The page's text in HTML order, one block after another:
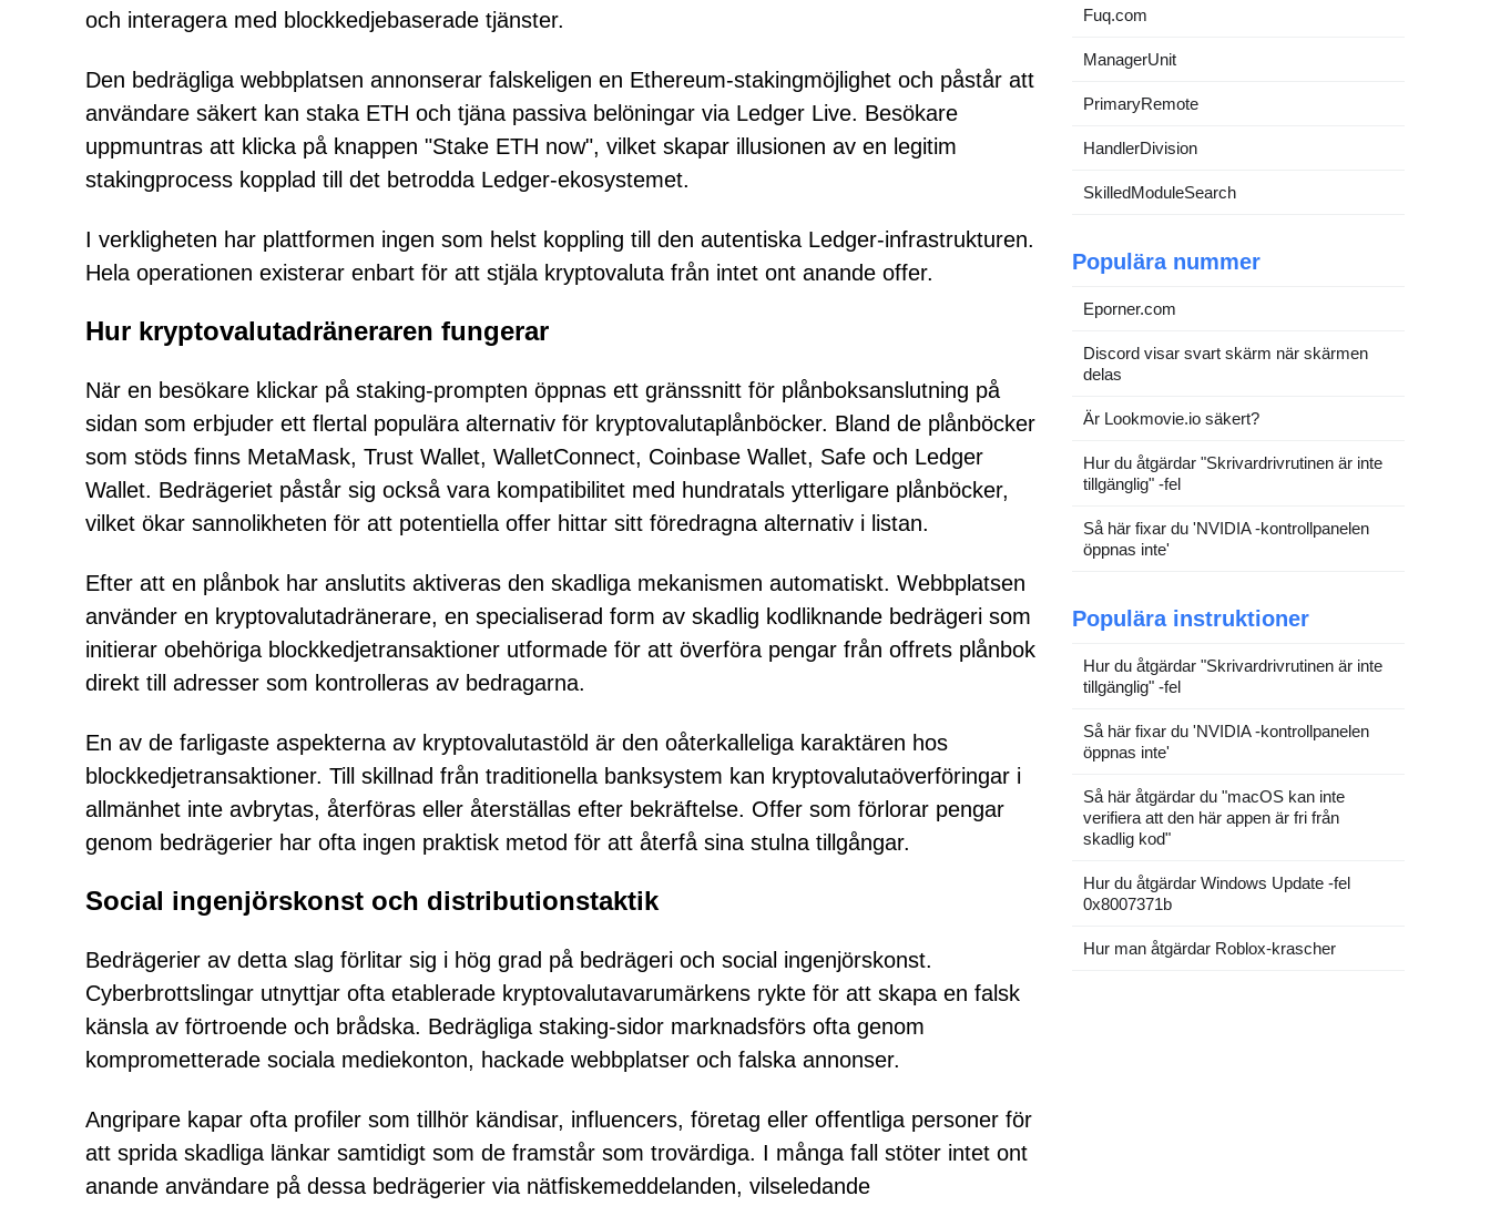
och interagera med blockkedjebaserade tjänster.
Den bedrägliga webbplatsen annonserar falskeligen en Ethereum-stakingmöjlighet och påstår att
användare säkert kan staka ETH och tjäna passiva belöningar via Ledger Live. Besökare
uppmuntras att klicka på knappen "Stake ETH now", vilket skapar illusionen av en legitim
stakingprocess kopplad till det betrodda Ledger-ekosystemet.
I verkligheten har plattformen ingen som helst koppling till den autentiska Ledger-infrastrukturen.
Hela operationen existerar enbart för att stjäla kryptovaluta från intet ont anande offer.
Hur kryptovalutadräneraren fungerar
När en besökare klickar på staking-prompten öppnas ett gränssnitt för plånboksanslutning på
sidan som erbjuder ett flertal populära alternativ för kryptovalutaplånböcker. Bland de plånböcker
som stöds finns MetaMask, Trust Wallet, WalletConnect, Coinbase Wallet, Safe och Ledger
Wallet. Bedrägeriet påstår sig också vara kompatibilitet med hundratals ytterligare plånböcker,
vilket ökar sannolikheten för att potentiella offer hittar sitt föredragna alternativ i listan.
Efter att en plånbok har anslutits aktiveras den skadliga mekanismen automatiskt. Webbplatsen
använder en kryptovalutadränerare, en specialiserad form av skadlig kodliknande bedrägeri som
initierar obehöriga blockkedjetransaktioner utformade för att överföra pengar från offrets plånbok
direkt till adresser som kontrolleras av bedragarna.
En av de farligaste aspekterna av kryptovalutastöld är den oåterkalleliga karaktären hos
blockkedjetransaktioner. Till skillnad från traditionella banksystem kan kryptovalutaöverföringar i
allmänhet inte avbrytas, återföras eller återställas efter bekräftelse. Offer som förlorar pengar
genom bedrägerier har ofta ingen praktisk metod för att återfå sina stulna tillgångar.
Social ingenjörskonst och distributionstaktik
Bedrägerier av detta slag förlitar sig i hög grad på bedrägeri och social ingenjörskonst.
Cyberbrottslingar utnyttjar ofta etablerade kryptovalutavarumärkens rykte för att skapa en falsk
känsla av förtroende och brådska. Bedrägliga staking-sidor marknadsförs ofta genom
komprometterade sociala mediekonton, hackade webbplatser och falska annonser.
Angripare kapar ofta profiler som tillhör kändisar, influencers, företag eller offentliga personer för
att sprida skadliga länkar samtidigt som de framstår som trovärdiga. I många fall stöter intet ont
anande användare på dessa bedrägerier via nätfiskemeddelanden, vilseledande
Fuq.com
ManagerUnit
PrimaryRemote
HandlerDivision
SkilledModuleSearch
Populära nummer
Eporner.com
Discord visar svart skärm när skärmen
delas
Är Lookmovie.io säkert?
Hur du åtgärdar "Skrivardrivrutinen är inte
tillgänglig" -fel
Så här fixar du 'NVIDIA -kontrollpanelen
öppnas inte'
Populära instruktioner
Hur du åtgärdar "Skrivardrivrutinen är inte
tillgänglig" -fel
Så här fixar du 'NVIDIA -kontrollpanelen
öppnas inte'
Så här åtgärdar du "macOS kan inte
verifiera att den här appen är fri från
skadlig kod"
Hur du åtgärdar Windows Update -fel
0x8007371b
Hur man åtgärdar Roblox-krascher